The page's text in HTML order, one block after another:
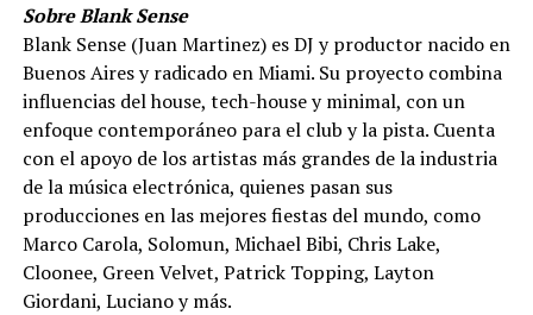
Sobre Blank Sense
Blank Sense (Juan Martinez) es DJ y productor nacido en
Buenos Aires y radicado en Miami. Su proyecto combina
influencias del house, tech-house y minimal, con un
enfoque contemporáneo para el club y la pista. Cuenta
con el apoyo de los artistas más grandes de la industria
de la música electrónica, quienes pasan sus
producciones en las mejores fiestas del mundo, como
Marco Carola, Solomun, Michael Bibi, Chris Lake,
Cloonee, Green Velvet, Patrick Topping, Layton
Giordani, Luciano y más.